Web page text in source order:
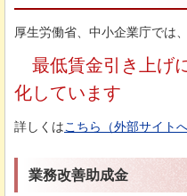
厚生労働省、中小企業庁では、
最低賃金引き上げ
化しています
詳しくはこちら（外部サイト
業務改善助成金